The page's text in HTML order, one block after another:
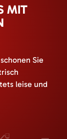
MIT
Sie
leise und